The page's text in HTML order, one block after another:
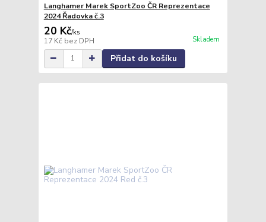
Langhamer Marek SportZoo ČR Reprezentace
2024 Řadovka č.3
20 Kč/ks
17 Kč bez DPH Skladem
Přidat do košíku